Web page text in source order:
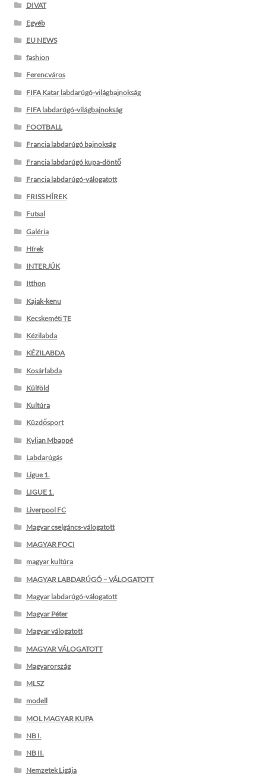
DIVAT
Egyéb
EU NEWS
fashion
Ferencváros
FIFA Katar labdarúgó-világbajnokság
FIFA labdarúgó-világbajnokság
FOOTBALL
Francia labdarúgó bajnokság
Francia labdarúgó kupa-döntő
Francia labdarúgó-válogatott
FRISS HÍREK
Futsal
Galéria
Hírek
INTERJÚK
Itthon
Kajak-kenu
Kecskeméti TE
Kézilabda
KÉZILABDA
Kosárlabda
Külföld
Kultúra
Küzdősport
Kylian Mbappé
Labdarúgás
Ligue 1.
LIGUE 1.
Liverpool FC
Magyar cselgáncs-válogatott
MAGYAR FOCI
magyar kultúra
MAGYAR LABDARÚGÓ – VÁLOGATOTT
Magyar labdarúgó-válogatott
Magyar Péter
Magyar válogatott
MAGYAR VÁLOGATOTT
Magyarország
MLSZ
modell
MOL MAGYAR KUPA
NB I.
NB II.
Nemzetek Ligája